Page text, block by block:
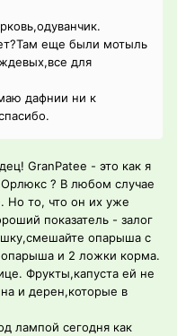
еще были мотыль
для
дафнии ни к
GranPatee - это как я
? В любом случае
Но то, что он их уже
показатель - залог
опарыша с
и 2 ложки корма.
Фрукты,капуста ей не
и дерен,которые в
лампой сегодня как